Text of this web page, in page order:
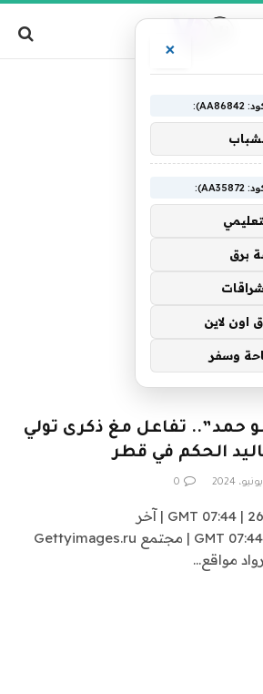
حمد”.. تفاعل مغ ذكرى تولي
الحكم في قطر
0
تاريخ النشر:26.06.2024 | 07:44 GMT | آخر
تحديث:26.06.2024 | 07:44 GMT | مجتمع Gettyimages.ru
×
برق
اون لاين
وسفر